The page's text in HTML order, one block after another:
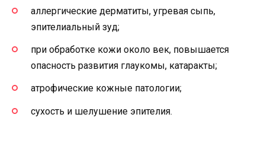
аллергические дерматиты, угревая сыпь,
эпителиальный зуд;
при обработке кожи около век, повышается
опасность развития глаукомы, катаракты;
атрофические кожные патологии;
сухость и шелушение эпителия.